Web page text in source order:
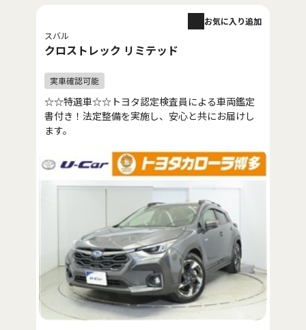
スバル
クロストレック リミテッド
お気に入り追加
☆☆特選車☆☆トヨタ認定検査員による車両鑑定
書付き！法定整備を実施し、安心と共にお届けし
ます。